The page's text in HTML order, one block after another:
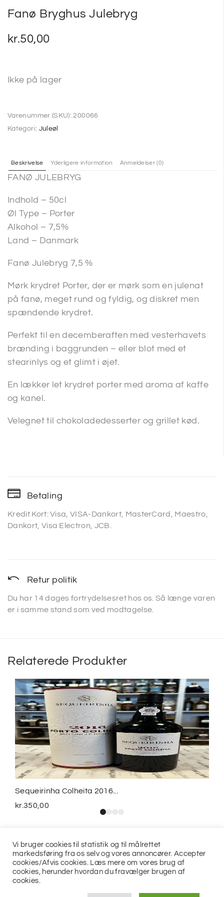
Fanø Bryghus Julebryg
kr.50,00
Ikke på lager
Varenummer (SKU): 200066
Kategori: Juleøl
Beskrivelse Yderligere information Anmeldelser (0)
FANØ JULEBRYG
Indhold – 50cl
Øl Type – Porter
Alkohol – 7,5%
Land – Danmark
Fanø Julebryg 7,5 %
Mørk krydret Porter, der er mørk som en julenat
på fanø, meget rund og fyldig, og diskret men
spændende krydret.
Perfekt til en decemberaften med vesterhavets
brænding i baggrunden – eller blot med et
stearinlys og et glimt i øjet.
En lækker let krydret porter med aroma af kaffe
og kanel.
Velegnet til chokoladedesserter og grillet kød.
Betaling
Kredit Kort: Visa, VISA-Dankort, MasterCard, Maestro,
Dankort, Visa Electron, JCB.
Retur politik
Du har 14 dages fortrydelsesret hos os. Så længe varen
er i samme stand som ved modtagelse.
Relaterede Produkter
Sequeirinha Colheita 2016...
kr.350,00
Vi bruger cookies til statistik og til målrettet
markedsføring fra os selv og vores annoncører. Accepter
cookies/Afvis cookies. Læs mere om vores brug af
cookies, herunder hvordan du fravælger brugen af
cookies.